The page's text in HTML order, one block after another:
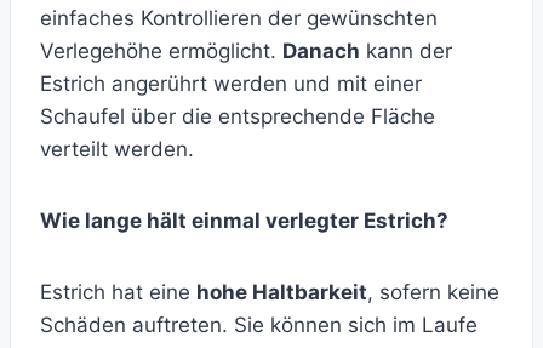
einfaches Kontrollieren der gewünschten
Verlegehöhe ermöglicht. Danach kann der
Estrich angerührt werden und mit einer
Schaufel über die entsprechende Fläche
verteilt werden.
Wie lange hält einmal verlegter Estrich?
Estrich hat eine hohe Haltbarkeit, sofern keine
Schäden auftreten. Sie können sich im Laufe